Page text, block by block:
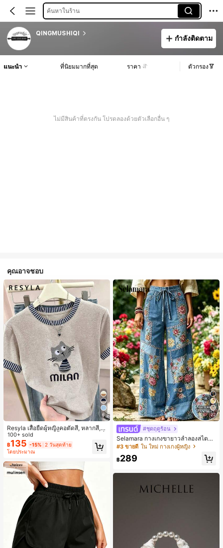
ค้นหาในร้าน
QINGMUSHIQI
กำลังติดตาม
แนะนำ ที่นิยมมากที่สุด ราคา ตัวกรอง
ไม่มีสินค้าที่ตรงกัน โปรดลองด้วยตัวเลือกอื่น ๆ
คุณอาจชอบ
6
Resyla เสื้อยืดผู้หญิงคอตัดสี, หลากสี, ล
ายพิมพ์แมวน่ารัก, เสื้อสำหรับออกไปเที่
ยวฤดูร้อน, ดีไซน์กราฟิก, ความรู้สึกพรีเ
มียม, ลำลองอเนกประสงค์, สวมใส่ประ
จำวัน, กลางแจ้ง, ช้อปปิ้ง, การเดินทาง
เสื้อผ้ากลางแจ้ง
100+ sold
฿135 -15% 2 วันสุดท้าย
โดยประมาณ
22
#ชุดฤดูร้อน
Selamara กางเกงขายาวลำลองสไตล์โ
บฮีเมียนสำหรับพักผ่อน สีกากี ผิวสัมผัส
มีเท็กซ์เจอร์ เอวสูงทรงหลวม เอวยางยืด
พร้อมเชือกรูด ทรงขาตรงทิ้งตัว ขากว้า
ดินทาง
#3 ขายดี ใน ใหม่ กางเกงผู้หญิง
฿289